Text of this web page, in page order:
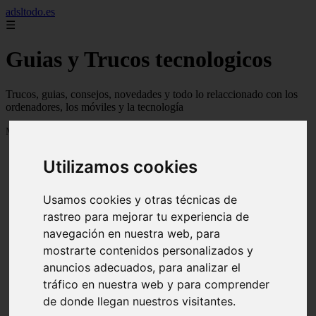
Utilizamos cookies
Usamos cookies y otras técnicas de
rastreo para mejorar tu experiencia de
navegación en nuestra web, para
mostrarte contenidos personalizados y
anuncios adecuados, para analizar el
tráfico en nuestra web y para comprender
de donde llegan nuestros visitantes.
adsltodo.es
☰
Guias y Trucos tecnologicos
Trucos, guias, consejos, novedades y todo lo relaccionado con los
ordenadores, los móviles y la tecnología
Mostrando 1 - 24 de 148 artículos
Newskill Kitsune Review 【Análisis en Español】